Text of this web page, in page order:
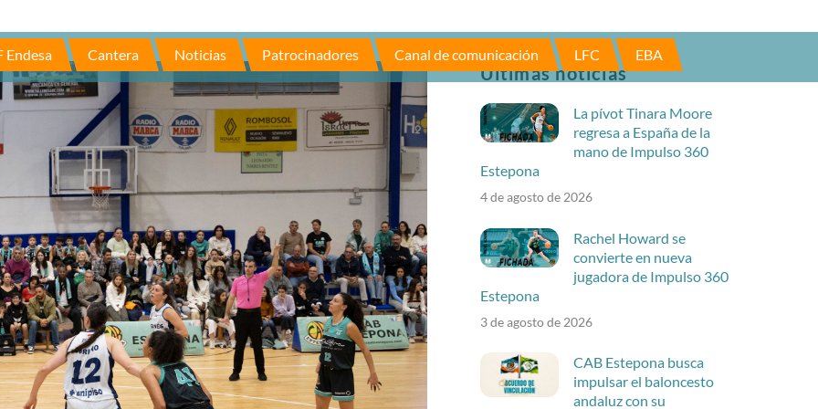
Endesa Cantera Noticias Patrocinadores Canal de comunicación LFC EBA
Últimas noticias
La pívot Tinara Moore
regresa a España de la
mano de Impulso 360
Estepona
4 de agosto de 2026
Rachel Howard se
convierte en nueva
jugadora de Impulso 360
Estepona
3 de agosto de 2026
CAB Estepona busca
impulsar el baloncesto
andaluz con su